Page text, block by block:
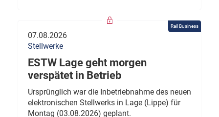
Rail Business
07.08.2026
Stellwerke
ESTW Lage geht morgen
verspätet in Betrieb
Ursprünglich war die Inbetriebnahme des neuen
elektronischen Stellwerks in Lage (Lippe) für
Montag (03.08.2026) geplant.